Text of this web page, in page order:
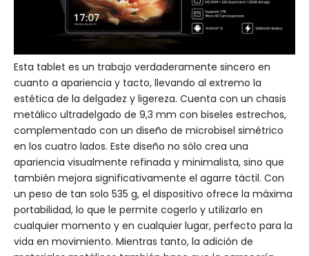
Esta tablet es un trabajo verdaderamente sincero en
cuanto a apariencia y tacto, llevando al extremo la
estética de la delgadez y ligereza. Cuenta con un chasis
metálico ultradelgado de 9,3 mm con biseles estrechos,
complementado con un diseño de microbisel simétrico
en los cuatro lados. Este diseño no sólo crea una
apariencia visualmente refinada y minimalista, sino que
también mejora significativamente el agarre táctil. Con
un peso de tan solo 535 g, el dispositivo ofrece la máxima
portabilidad, lo que le permite cogerlo y utilizarlo en
cualquier momento y en cualquier lugar, perfecto para la
vida en movimiento. Mientras tanto, la adición de